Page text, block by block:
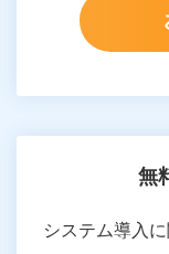
無
システム導入